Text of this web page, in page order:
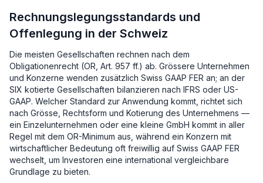
Rechnungslegungsstandards und
Offenlegung in der Schweiz
Die meisten Gesellschaften rechnen nach dem
Obligationenrecht (OR, Art. 957 ff.) ab. Grössere Unternehmen
und Konzerne wenden zusätzlich Swiss GAAP FER an; an der
SIX kotierte Gesellschaften bilanzieren nach IFRS oder US-
GAAP. Welcher Standard zur Anwendung kommt, richtet sich
nach Grösse, Rechtsform und Kotierung des Unternehmens —
ein Einzelunternehmen oder eine kleine GmbH kommt in aller
Regel mit dem OR-Minimum aus, während ein Konzern mit
wirtschaftlicher Bedeutung oft freiwillig auf Swiss GAAP FER
wechselt, um Investoren eine international vergleichbare
Grundlage zu bieten.